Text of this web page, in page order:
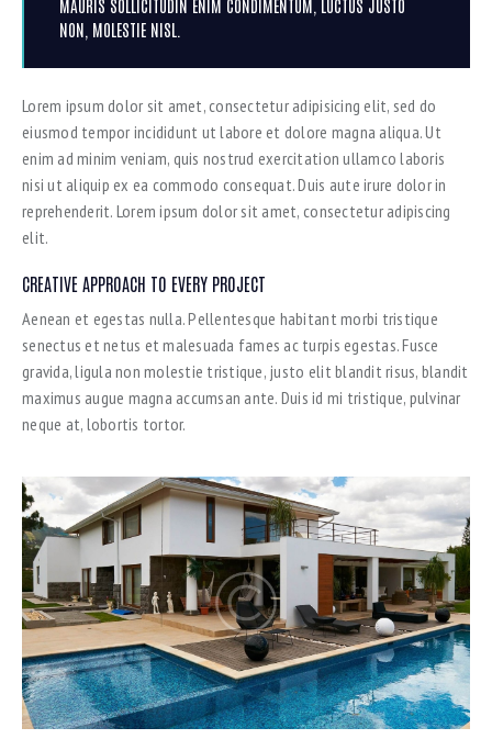
MAURIS SOLLICITUDIN ENIM CONDIMENTUM, LUCTUS JUSTO
NON, MOLESTIE NISL.
Lorem ipsum dolor sit amet, consectetur adipisicing elit, sed do
eiusmod tempor incididunt ut labore et dolore magna aliqua. Ut
enim ad minim veniam, quis nostrud exercitation ullamco laboris
nisi ut aliquip ex ea commodo consequat. Duis aute irure dolor in
reprehenderit. Lorem ipsum dolor sit amet, consectetur adipiscing
elit.
CREATIVE APPROACH TO EVERY PROJECT
Aenean et egestas nulla. Pellentesque habitant morbi tristique
senectus et netus et malesuada fames ac turpis egestas. Fusce
gravida, ligula non molestie tristique, justo elit blandit risus, blandit
maximus augue magna accumsan ante. Duis id mi tristique, pulvinar
neque at, lobortis tortor.